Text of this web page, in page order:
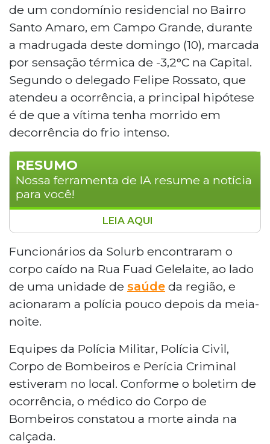
de um condomínio residencial no Bairro
Santo Amaro, em Campo Grande, durante
a madrugada deste domingo (10), marcada
por sensação térmica de -3,2°C na Capital.
Segundo o delegado Felipe Rossato, que
atendeu a ocorrência, a principal hipótese
é de que a vítima tenha morrido em
decorrência do frio intenso.
RESUMO
Nossa ferramenta de IA resume a notícia
para você!
Um homem de cerca de 50 anos foi
encontrado morto na calçada de um
condomínio no Bairro Santo Amaro, em Campo
Grande, na madrugada deste domingo (10),
quando a sensação térmica chegou a -3,2°C.
Funcionários da Solurb localizaram o corpo na
Rua Fuad Gelelaite e acionaram a polícia. A
na região. Sem sinais de violência, o caso foi
registrado como morte por causa
indeterminada e segue sob investigação.
LEIA AQUI
Funcionários da Solurb encontraram o
corpo caído na Rua Fuad Gelelaite, ao lado
de uma unidade de saúde da região, e
acionaram a polícia pouco depois da meia-
noite.
Equipes da Polícia Militar, Polícia Civil,
Corpo de Bombeiros e Perícia Criminal
estiveram no local. Conforme o boletim de
ocorrência, o médico do Corpo de
Bombeiros constatou a morte ainda na
calçada.